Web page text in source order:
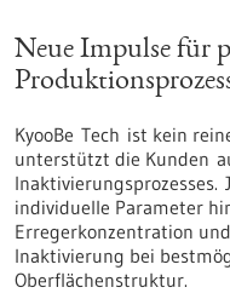
Neue Impulse für
KyooBe Tech ist kein
unterstützt die Kunden
Inaktivierungsprozesses.
individuelle Parameter
Erregerkonzentration
Inaktivierung bei
Oberflächenstruktur.